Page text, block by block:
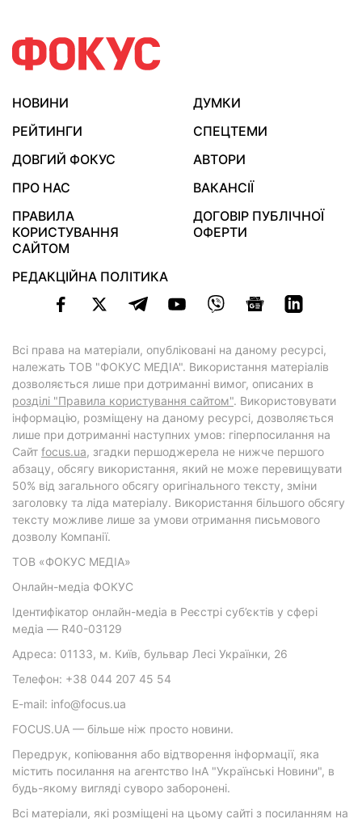
НОВИНИ
ДУМКИ
РЕЙТИНГИ
СПЕЦТЕМИ
ДОВГИЙ ФОКУС
АВТОРИ
ПРО НАС
ВАКАНСІЇ
ПРАВИЛА
КОРИСТУВАННЯ
САЙТОМ
ДОГОВІР ПУБЛІЧНОЇ
ОФЕРТИ
РЕДАКЦІЙНА ПОЛІТИКА
Всі права на матеріали, опубліковані на даному ресурсі,
належать ТОВ "ФОКУС МЕДІА". Використання матеріалів
дозволяється лише при дотриманні вимог, описаних в
розділі "Правила користування сайтом". Використовувати
інформацію, розміщену на даному ресурсі, дозволяється
лише при дотриманні наступних умов: гіперпосилання на
Cайт focus.ua, згадки першоджерела не нижче першого
абзацу, обсягу використання, який не може перевищувати
50% від загального обсягу оригінального тексту, зміни
заголовку та ліда матеріалу. Використання більшого обсягу
тексту можливе лише за умови отримання письмового
дозволу Компанії.
ТОВ «ФОКУС МЕДІА»
Онлайн-медіа ФОКУС
Ідентифікатор онлайн-медіа в Реєстрі суб’єктів у сфері
медіа — R40-03129
Адреса: 01133, м. Київ, бульвар Лесі Українки, 26
Телефон: +38 044 207 45 54
E-mail: info@focus.ua
FOCUS.UA — більше ніж просто новини.
Передрук, копіювання або відтворення інформації, яка
містить посилання на агентство ІнА "Українські Новини", в
будь-якому вигляді суворо заборонені.
Всі матеріали, які розміщені на цьому сайті з посиланням на